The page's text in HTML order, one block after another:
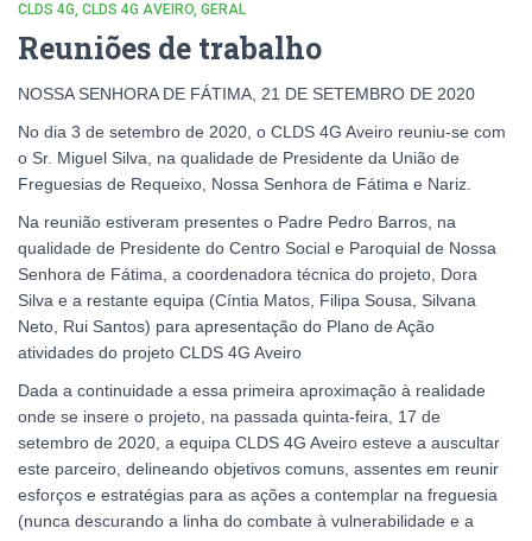
CLDS 4G CLDS 4G AVEIRO GERAL
Reuniões de trabalho
NOSSA SENHORA DE FÁTIMA, 21 DE SETEMBRO DE 2020
No dia 3 de setembro de 2020, o CLDS 4G Aveiro reuniu-se com
o Sr. Miguel Silva, na qualidade de Presidente da União de
Freguesias de Requeixo, Nossa Senhora de Fátima e Nariz.
Na reunião estiveram presentes o Padre Pedro Barros, na
qualidade de Presidente do Centro Social e Paroquial de Nossa
Senhora de Fátima, a coordenadora técnica do projeto, Dora
Silva e a restante equipa (Cíntia Matos, Filipa Sousa, Silvana
Neto, Rui Santos) para apresentação do Plano de Ação
atividades do projeto CLDS 4G Aveiro
Dada a continuidade a essa primeira aproximação à realidade
onde se insere o projeto, na passada quinta-feira, 17 de
setembro de 2020, a equipa CLDS 4G Aveiro esteve a auscultar
este parceiro, delineando objetivos comuns, assentes em reunir
esforços e estratégias para as ações a contemplar na freguesia
(nunca descurando a linha do combate à vulnerabilidade e a